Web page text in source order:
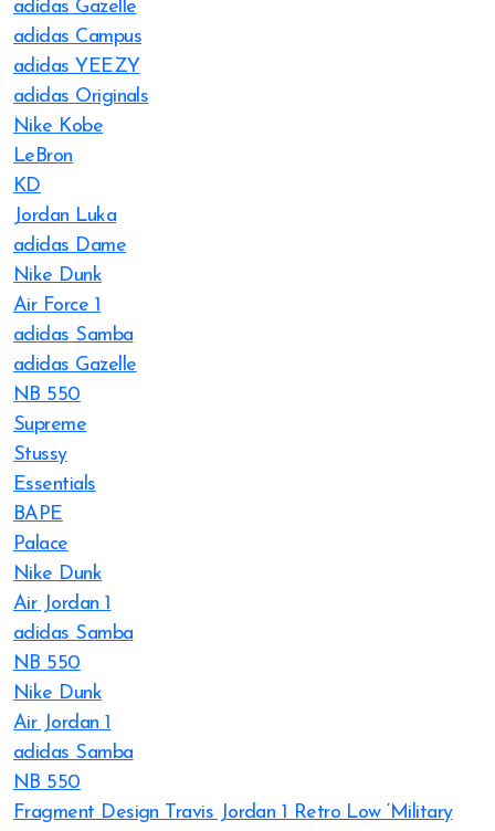
adidas Gazelle
adidas Campus
adidas YEEZY
adidas Originals
Nike Kobe
LeBron
KD
Jordan Luka
adidas Dame
Nike Dunk
Air Force 1
adidas Samba
adidas Gazelle
NB 550
Supreme
Stussy
Essentials
BAPE
Palace
Nike Dunk
Air Jordan 1
adidas Samba
NB 550
Nike Dunk
Air Jordan 1
adidas Samba
NB 550
Fragment Design Travis Jordan 1 Retro Low ‘Military